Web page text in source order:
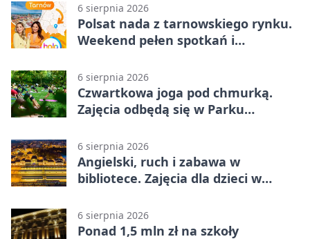
6 sierpnia 2026
Polsat nada z tarnowskiego rynku.
Weekend pełen spotkań i
6 sierpnia 2026
Czwartkowa joga pod chmurką.
Zajęcia odbędą się w Parku
6 sierpnia 2026
Angielski, ruch i zabawa w
bibliotece. Zajęcia dla dzieci w
6 sierpnia 2026
Ponad 1,5 mln zł na szkoły